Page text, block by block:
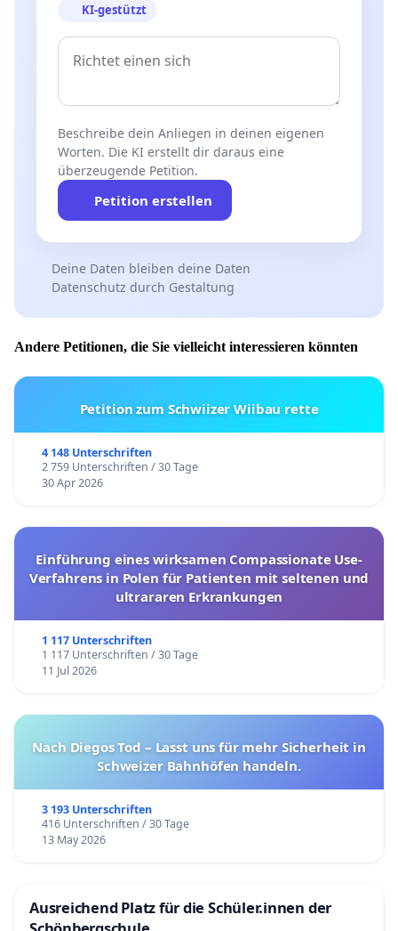
KI-gestützt
Beschreibe dein Anliegen in deinen eigenen
Worten. Die KI erstellt dir daraus eine
überzeugende Petition.
Petition erstellen
Deine Daten bleiben deine Daten
Datenschutz durch Gestaltung
Andere Petitionen, die Sie vielleicht interessieren könnten
Petition zum Schwiizer Wiibau rette
4 148 Unterschriften
2 759 Unterschriften / 30 Tage
30 Apr 2026
Einführung eines wirksamen Compassionate Use-
Verfahrens in Polen für Patienten mit seltenen und
ultrararen Erkrankungen
1 117 Unterschriften
1 117 Unterschriften / 30 Tage
11 Jul 2026
Nach Diegos Tod – Lasst uns für mehr Sicherheit in
Schweizer Bahnhöfen handeln.
3 193 Unterschriften
416 Unterschriften / 30 Tage
13 May 2026
Ausreichend Platz für die Schüler.innen der